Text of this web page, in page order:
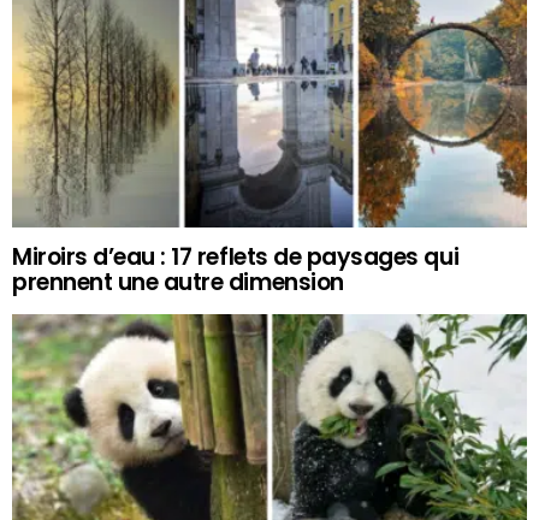
Miroirs d’eau : 17 reflets de paysages qui
prennent une autre dimension